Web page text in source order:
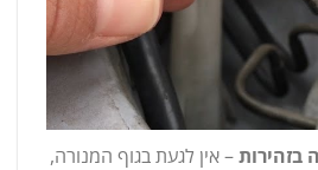
בזהירות– אין לגעת בגוף המנורה,